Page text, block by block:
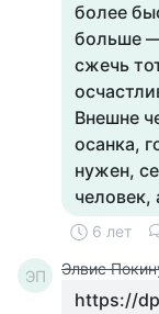
более
больше
сжечь
Внешне
осанка,
нужен,
6 лет
ЭП Элвис
https://